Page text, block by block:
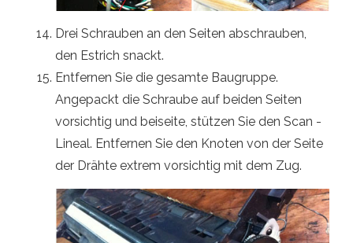
Drei Schrauben an den Seiten abschrauben,
den Estrich snackt.
Entfernen Sie die gesamte Baugruppe.
Angepackt die Schraube auf beiden Seiten
vorsichtig und beiseite, stützen Sie den Scan -
Lineal. Entfernen Sie den Knoten von der Seite
der Drähte extrem vorsichtig mit dem Zug.